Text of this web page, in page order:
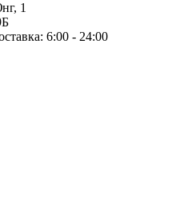
1
6:00 - 24:00